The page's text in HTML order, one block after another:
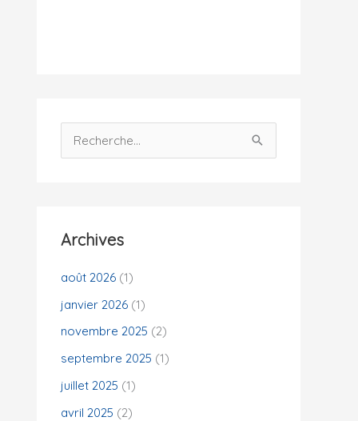
e
c
h
:
Archives
août 2026 (1)
janvier 2026 (1)
novembre 2025 (2)
septembre 2025 (1)
juillet 2025 (1)
avril 2025 (2)